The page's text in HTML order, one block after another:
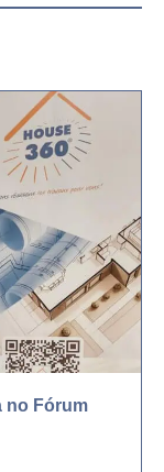
no Fórum